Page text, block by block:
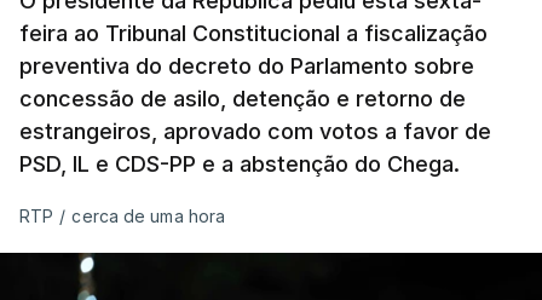
feira ao Tribunal Constitucional a fiscalização
preventiva do decreto do Parlamento sobre
concessão de asilo, detenção e retorno de
estrangeiros, aprovado com votos a favor de
PSD, IL e CDS-PP e a abstenção do Chega.
RTP / cerca de uma hora